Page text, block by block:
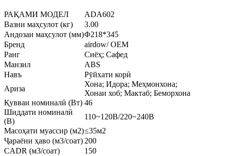
РАҚАМИ МОДЕЛ
ADA602
Вазни маҳсулот (кг)
3.00
Андозаи маҳсулот (мм)Φ218*345
Бренд
airdow/ OEM
Ранг
Сиёҳ; Сафед
Манзил
ABS
Навъ
Рӯйхати корӣ
Ариза
Хона; Идора; Меҳмонхона;
Хонаи хоб; Мактаб; Беморхона
Қувваи номиналӣ (Вт) 46
Шиддати номиналӣ
(В)
110~120В/220~240В
Масоҳати муассир (м2)≤35м2
Ҷараёни ҳаво (м3/соат) 200
CADR (м3/соат)
150